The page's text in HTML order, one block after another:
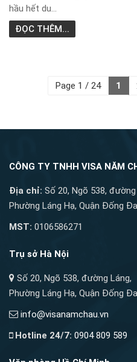
hầu hết du...
ĐỌC THÊM...
Page 1 / 24 1
CÔNG TY TNHH VISA NĂM
Địa chỉ: Số 20, Ngõ 538, đường
Phường Láng Hạ, Quận Đống
MST: 0106586271
Trụ sở Hà Nội
Số 20, Ngõ 538, đường Láng,
Phường Láng Hạ, Quận Đống
info@visanamchau.vn
Hotline 24/7: 0904 809 589